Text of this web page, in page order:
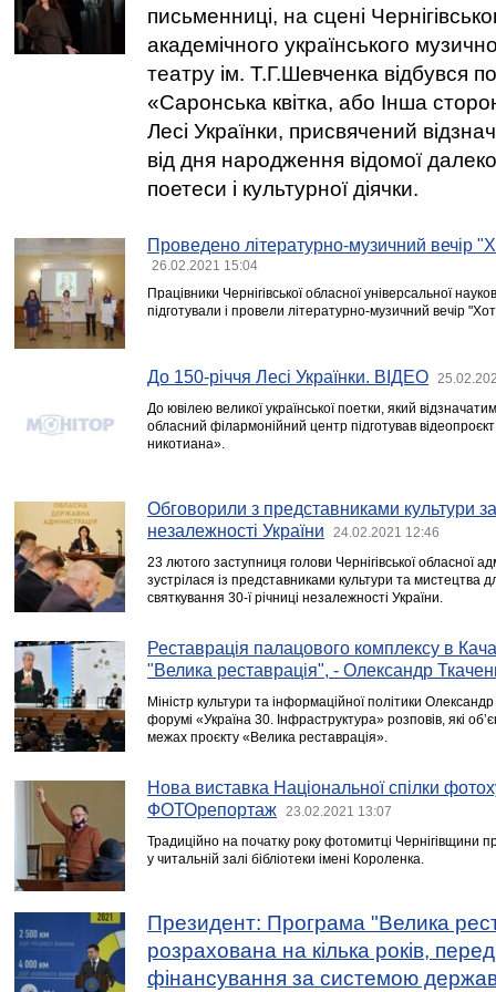
письменниці, на сцені
академічного українського
театру ім. Т.Г.Шевченка відбувся
«Саронська квітка, або Інша
Лесі Українки, присвячений
від дня народження відомої
поетеси і культурної діячки.
Проведено літературно-музичний вечір
26.02.2021 15:04
Працівники Чернігівської обласної універсальної
підготували і провели літературно-музичний вечір
До 150-річчя Лесі Українки. ВІДЕО
До ювілею великої української поетки, який
обласний філармонійний центр підготував
никотиана».
Обговорили з представниками культури
незалежності України
24.02.2021 12:46
23 лютого заступниця голови Чернігівської обласної
зустрілася із представниками культури та мистецтва
святкування 30-ї річниці незалежності України.
Реставрація палацового комплексу в
"Велика реставрація", - Олександр
Міністр культури та інформаційної політики
форумі «Україна 30. Інфраструктура» розповів, які
межах проєкту «Велика реставрація».
Нова виставка Національної спілки
ФОТОрепортаж
23.02.2021 13:07
Традиційно на початку року фотомитці Чернігівщини
у читальній залі бібліотеки імені Короленка.
Президент: Програма "Велика
розрахована на кілька років,
фінансування за системою